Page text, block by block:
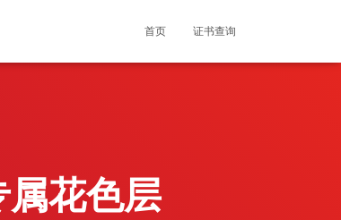
首页 证书查询
花色层